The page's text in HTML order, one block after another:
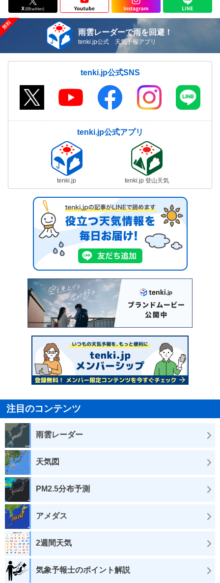
雨雲レーダーで雨を回避！
tenki.jp公式 天気予報アプリ
tenki.jp公式SNS
tenki.jp公式アプリ
tenki.jp tenki.jp 登山天気
注目のコンテンツ
雨雲レーダー
天気図
PM2.5分布予測
アメダス
2週間天気
気象予報士のポイント解説